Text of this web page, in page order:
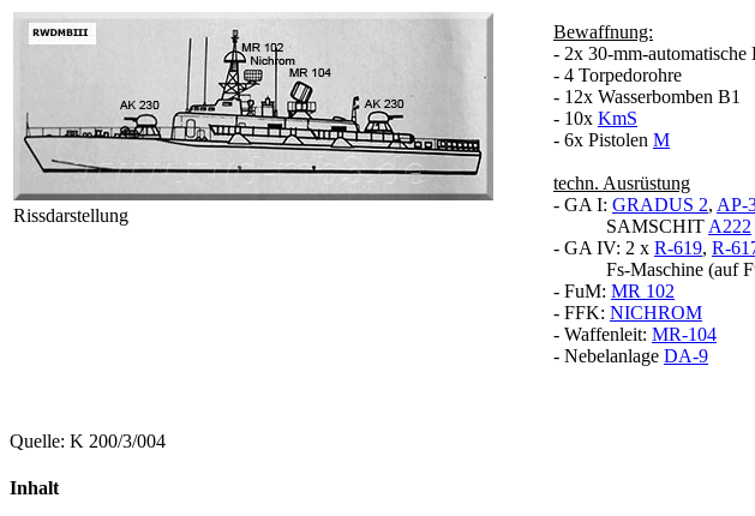
Rissdarstellung
Bewaffnung:
- 2x 30-mm-automatische
- 4 Torpedorohre
- 12x Wasserbomben B1
- 10x KmS
- 6x Pistolen M
techn. Ausrüstung
- GA I: GRADUS 2, AP-
SAMSCHIT A222
- GA IV: 2 x R-619, R-
Fs-Maschine (auf
- FuM: MR 102
- FFK: NICHROM
- Waffenleit: MR-104
- Nebelanlage DA-9
Quelle: K 200/3/004
Inhalt